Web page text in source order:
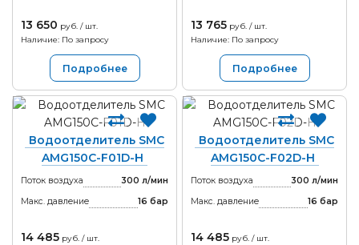
13 650 руб. / шт.
Наличие: По запросу
Подробнее
13 765 руб. / шт.
Наличие: По запросу
Подробнее
Водоотделитель SMC
AMG150C-F01D-H
Поток воздуха
300 л/мин
Макс. давление
16 бар
14 485 руб. / шт.
Водоотделитель SMC
AMG150C-F02D-H
Поток воздуха
300 л/мин
Макс. давление
16 бар
14 485 руб. / шт.